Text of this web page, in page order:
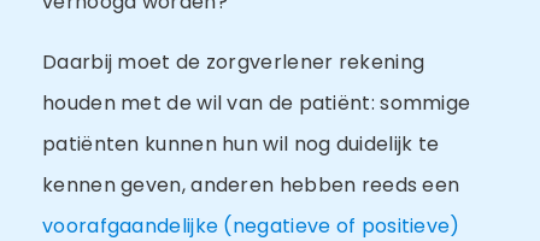
Daarbij moet de zorgverlener rekening
houden met de wil van de patiënt: sommige
patiënten kunnen hun wil nog duidelijk te
kennen geven, anderen hebben reeds een
voorafgaandelijke (negatieve of positieve)